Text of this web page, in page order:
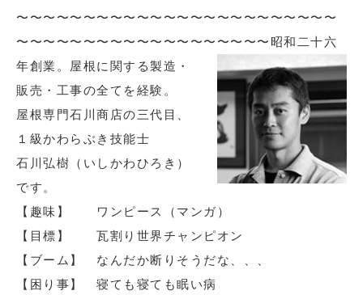
〜〜〜〜〜〜〜〜〜〜〜〜〜〜〜〜〜〜〜〜〜〜〜〜
〜〜〜〜〜〜〜〜〜〜〜〜〜〜〜〜〜〜〜 昭和二十六
年創業。屋根に関する製造・
販売・工事の全てを経験。
屋根専門石川商店の三代目、
１級かわらぶき技能士
石川弘樹（いしかわひろき）
です。
【趣味】 ワンピース（マンガ）
【目標】 瓦割り世界チャンピオン
【ブーム】 なんだか断りそうだな、、、
【困り事】 寝ても寝ても眠い病